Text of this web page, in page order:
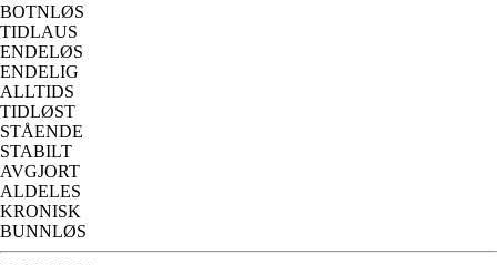
BOTNLØS
TIDLAUS
ENDELØS
ENDELIG
ALLTIDS
TIDLØST
STÅENDE
STABILT
AVGJORT
ALDELES
KRONISK
BUNNLØS